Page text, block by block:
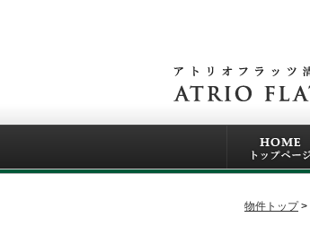
物件トップ